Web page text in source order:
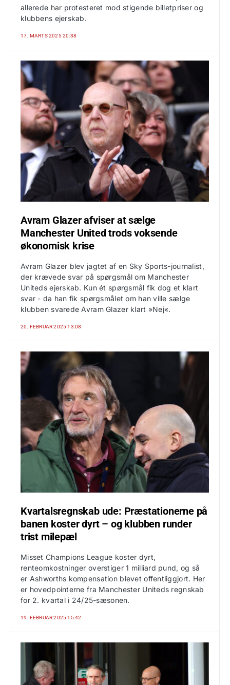
allerede har protesteret mod stigende billetpriser og
klubbens ejerskab.
17. MARTS 2025 20:38
Avram Glazer afviser at sælge
Manchester United trods voksende
økonomisk krise
Avram Glazer blev jagtet af en Sky Sports-journalist,
der krævede svar på spørgsmål om Manchester
Uniteds ejerskab. Kun ét spørgsmål fik dog et klart
svar - da han fik spørgsmålet om han ville sælge
klubben svarede Avram Glazer klart »Nej«.
20. FEBRUAR 2025 13:08
Kvartalsregnskab ude: Præstationerne på
banen koster dyrt – og klubben runder
trist milepæl
Misset Champions League koster dyrt,
renteomkostninger overstiger 1 milliard pund, og så
er Ashworths kompensation blevet offentliggjort. Her
er hovedpointerne fra Manchester Uniteds regnskab
for 2. kvartal i 24/25-sæsonen.
19. FEBRUAR 2025 15:42